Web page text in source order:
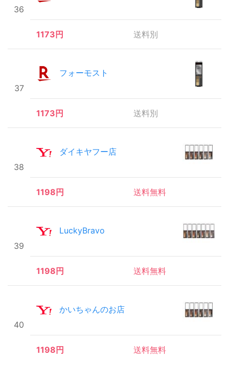
36
1173円 送料別
37
フォーモスト
1173円 送料別
38
ダイキヤフー店
1198円 送料無料
39
LuckyBravo
1198円 送料無料
40
かいちゃんのお店
1198円 送料無料